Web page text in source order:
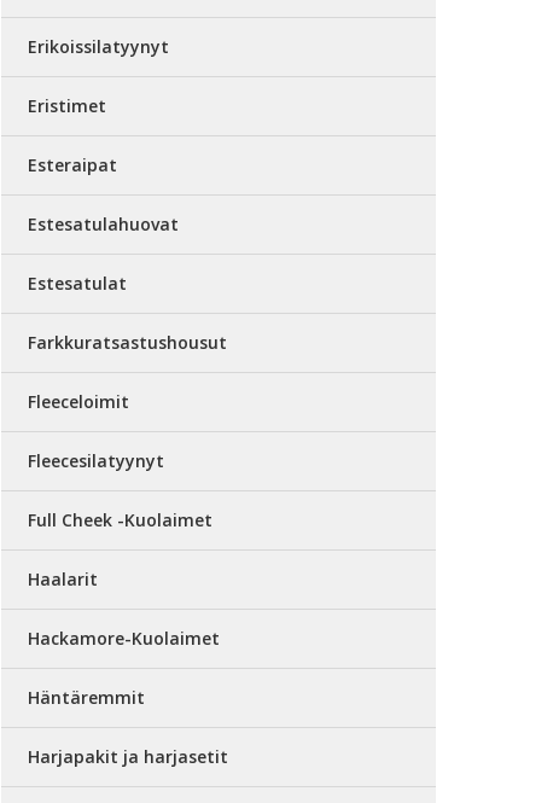
Erikoissilatyynyt
Eristimet
Esteraipat
Estesatulahuovat
Estesatulat
Farkkuratsastushousut
Fleeceloimit
Fleecesilatyynyt
Full Cheek -Kuolaimet
Haalarit
Hackamore-Kuolaimet
Häntäremmit
Harjapakit ja harjasetit